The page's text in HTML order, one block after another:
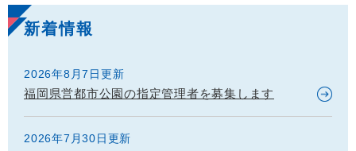
。
新着情報
2026年8月7日更新
福岡県営都市公園の指定管理者を募集します
2026年7月30日更新